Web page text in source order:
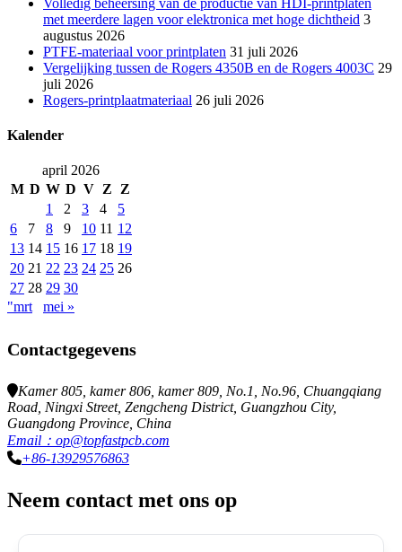
met meerdere lagen voor elektronica met hoge dichtheid 3
augustus 2026
PTFE-materiaal voor printplaten 31 juli 2026
Vergelijking tussen de Rogers 4350B en de Rogers 4003C 29
juli 2026
Rogers-printplaatmateriaal 26 juli 2026
Kalender
april 2026
M D W D V Z
Z
1
2 3 4
5
6
7 8 9 10 11 12
13 14 15 16 17 18 19
20 21 22 23 24 25 26
27 28 29 30
"mrt
mei »
Contactgegevens
Kamer 805, kamer 806, kamer 809, No.1, No.96, Chuangqiang
Road, Ningxi Street, Zengcheng District, Guangzhou City,
Guangdong Province, China
Email：op@topfastpcb.com
+86-13929576863
Neem contact met ons op